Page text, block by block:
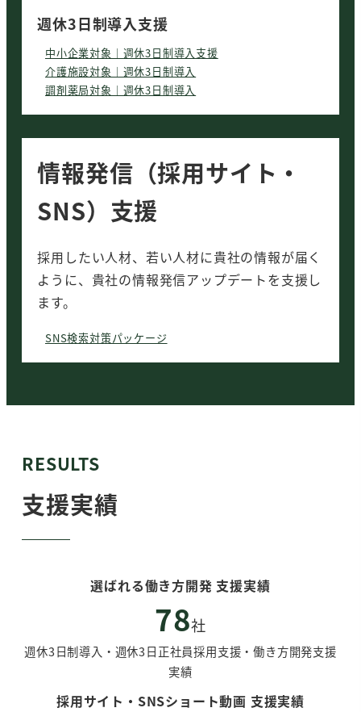
週休3日制導入支援
中小企業対象｜週休3日制導入支援
介護施設対象｜週休3日制導入
調剤薬局対象｜週休3日制導入
情報発信（採用サイト・
SNS）支援
採用したい人材、若い人材に貴社の情報が届く
ように、貴社の情報発信アップデートを支援し
ます。
SNS検索対策パッケージ
RESULTS
支援実績
選ばれる働き方開発 支援実績
78社
週休3日制導入・週休3日正社員採用支援・働き方開発支援
実績
採用サイト・SNSショート動画 支援実績